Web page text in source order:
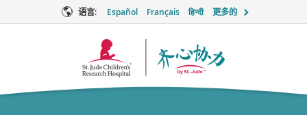
语言: Español Français हिन्दी 更多的
Together